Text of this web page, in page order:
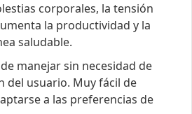
corporales, la tensión
la productividad y la
saludable.
manejar sin necesidad de
del usuario. Muy fácil de
a las preferencias de